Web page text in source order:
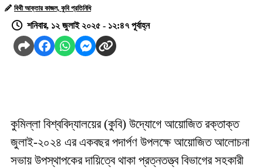
বিথী আক্তার কাজল, কুবি প্রতিনিধি
শনিবার, ১২ জুলাই ২০২৫ - ১২:৪৭ পূর্বাহ্ন
কুমিল্লা বিশ্ববিদ্যালয়ের (কুবি) উদ্যোগে আয়োজিত রক্তাক্ত
জুলাই-২০২৪ এর একবছর পদার্পণ উপলক্ষে আয়োজিত আলোচনা
সভায় উপস্থাপকের দায়িত্বে থাকা প্রত্নতত্ত্ব বিভাগের সহকারী